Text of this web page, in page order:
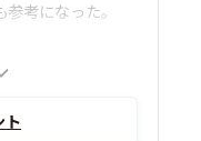
考になった。
ト